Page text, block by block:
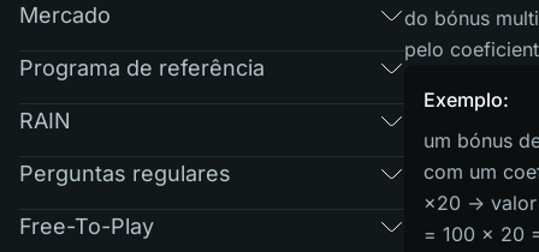
Mercado
Programa de referência
RAIN
Perguntas regulares
Free-To-Play
do bónus
pelo
Exemplo:
um bónus
com um
×20 →
= 100 × 20